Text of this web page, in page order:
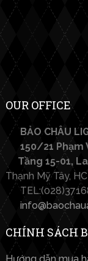
OUR OFFICE
BẢO CHÂU
150/21 Phạm
Tầng 15-01,
Thạnh Mỹ Tây,
CHÍNH SÁCH